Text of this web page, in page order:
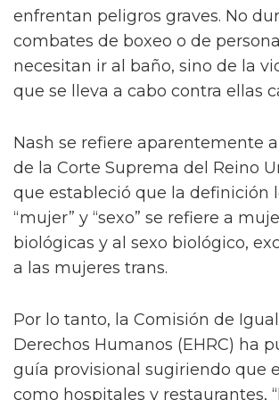
enfrentan peligros graves. No
combates de boxeo o de
necesitan ir al baño, sino de la
que se lleva a cabo contra ellas
Nash se refiere aparentemente
de la Corte Suprema del Reino
que estableció que la definición
“mujer” y “sexo” se refiere a
biológicas y al sexo biológico,
a las mujeres trans.
Por lo tanto, la Comisión de
Derechos Humanos (EHRC) ha
guía provisional sugiriendo que
como hospitales y restaurantes,